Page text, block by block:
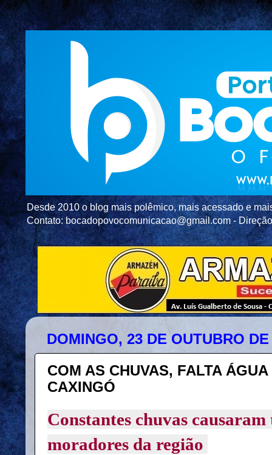
Desde 2010 o blog mais polêmico, mais acessado e
Contato: bocadopovocomunicacao@gmail.com -
DOMINGO, 23 DE OUTUBRO DE
COM AS CHUVAS, FALTA
CAXINGÓ
Constantes chuvas
moradores da região